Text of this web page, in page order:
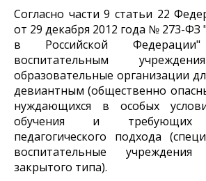
Согласно части 9 статьи 22
от 29 декабря 2012 года № 273-
в Российской
воспитательным
образовательные организации
девиантным (общественно
нуждающихся в особых
обучения и требующих
педагогического подхода
воспитательные
закрытого типа).